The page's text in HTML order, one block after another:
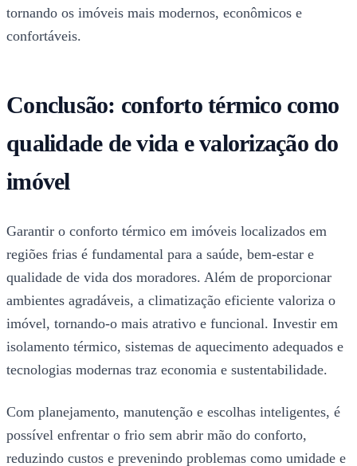
tornando os imóveis mais modernos, econômicos e
confortáveis.
Conclusão: conforto térmico como
qualidade de vida e valorização do
imóvel
Garantir o conforto térmico em imóveis localizados em
regiões frias é fundamental para a saúde, bem-estar e
qualidade de vida dos moradores. Além de proporcionar
ambientes agradáveis, a climatização eficiente valoriza o
imóvel, tornando-o mais atrativo e funcional. Investir em
isolamento térmico, sistemas de aquecimento adequados e
tecnologias modernas traz economia e sustentabilidade.
Com planejamento, manutenção e escolhas inteligentes, é
possível enfrentar o frio sem abrir mão do conforto,
reduzindo custos e prevenindo problemas como umidade e